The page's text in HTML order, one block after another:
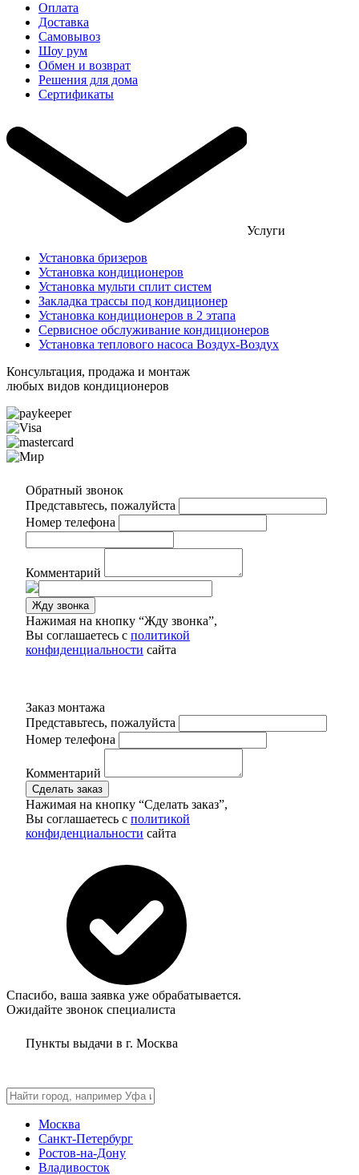
Оплата
Доставка
Самовывоз
Шоу рум
Обмен и возврат
Решения для дома
Сертификаты
Услуги
Установка бризеров
Установка кондиционеров
Установка мульти сплит систем
Закладка трассы под кондиционер
Установка кондиционеров в 2 этапа
Сервисное обслуживание кондиционеров
Установка теплового насоса Воздух-Воздух
Консультация, продажа и монтаж
любых видов кондиционеров
Обратный звонок
Представьтесь, пожалуйста
Номер телефона
Комментарий
Жду звонка
Нажимая на кнопку “Жду звонка”,
Вы соглашаетесь с политикой
конфиденциальности сайта
Заказ монтажа
Представьтесь, пожалуйста
Номер телефона
Комментарий
Сделать заказ
Нажимая на кнопку “Сделать заказ”,
Вы соглашаетесь с политикой
конфиденциальности сайта
Спасибо, ваша заявка уже обрабатывается.
Ожидайте звонок специалиста
Пункты выдачи в г. Москва
Москва
Санкт-Петербург
Ростов-на-Дону
Владивосток